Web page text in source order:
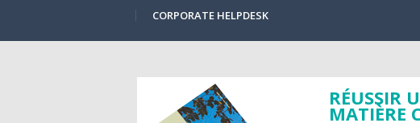
CORPORATE HELPDESK
RÉUSSIR
MATIÈRE